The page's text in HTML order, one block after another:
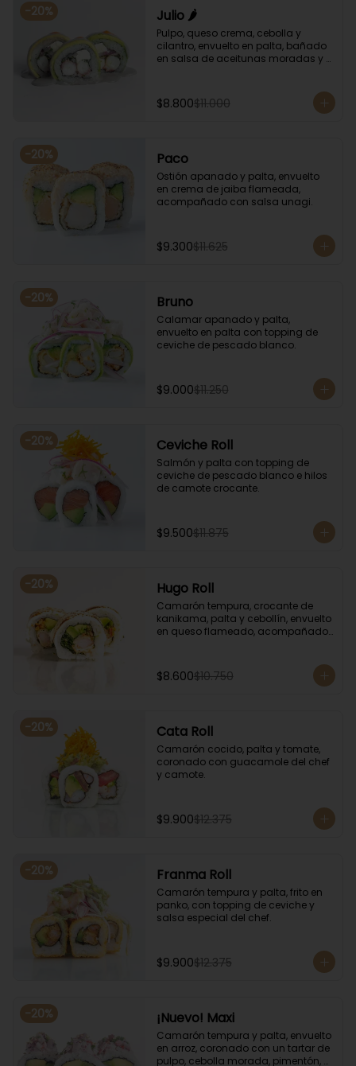
-20% Julio 🌶️
Pulpo, queso crema, cebolla y
cilantro, envuelto en palta, bañado
en salsa de aceitunas moradas y
$8.800$11.000
-20% Paco
Ostión apanado y palta, envuelto
en crema de jaiba flameada,
acompañado con salsa unagi.
$9.300$11.625
-20% Bruno
Calamar apanado y palta,
envuelto en palta con topping de
ceviche de pescado blanco.
$9.000$11.250
-20% Ceviche Roll
Salmón y palta con topping de
ceviche de pescado blanco e hilos
de camote crocante.
$9.500$11.875
-20% Hugo Roll
Camarón tempura, crocante de
kanikama, palta y cebollín, envuelto
en queso flameado, acompañado
$8.600$10.750
-20% Cata Roll
Camarón cocido, palta y tomate,
coronado con guacamole del chef
y camote.
$9.900$12.375
-20% Franma Roll
Camarón tempura y palta, frito en
panko, con topping de ceviche y
salsa especial del chef.
$9.900$12.375
-20% ¡Nuevo! Maxi
Camarón tempura y palta, envuelto
en arroz, coronado con un tartar de
pulpo, cebolla morada, pimentón,